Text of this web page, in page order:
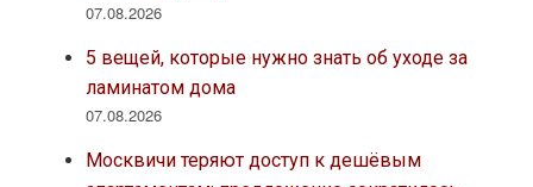
07.08.2026
5 вещей, которые нужно знать об уходе за
ламинатом дома
07.08.2026
Москвичи теряют доступ к дешёвым